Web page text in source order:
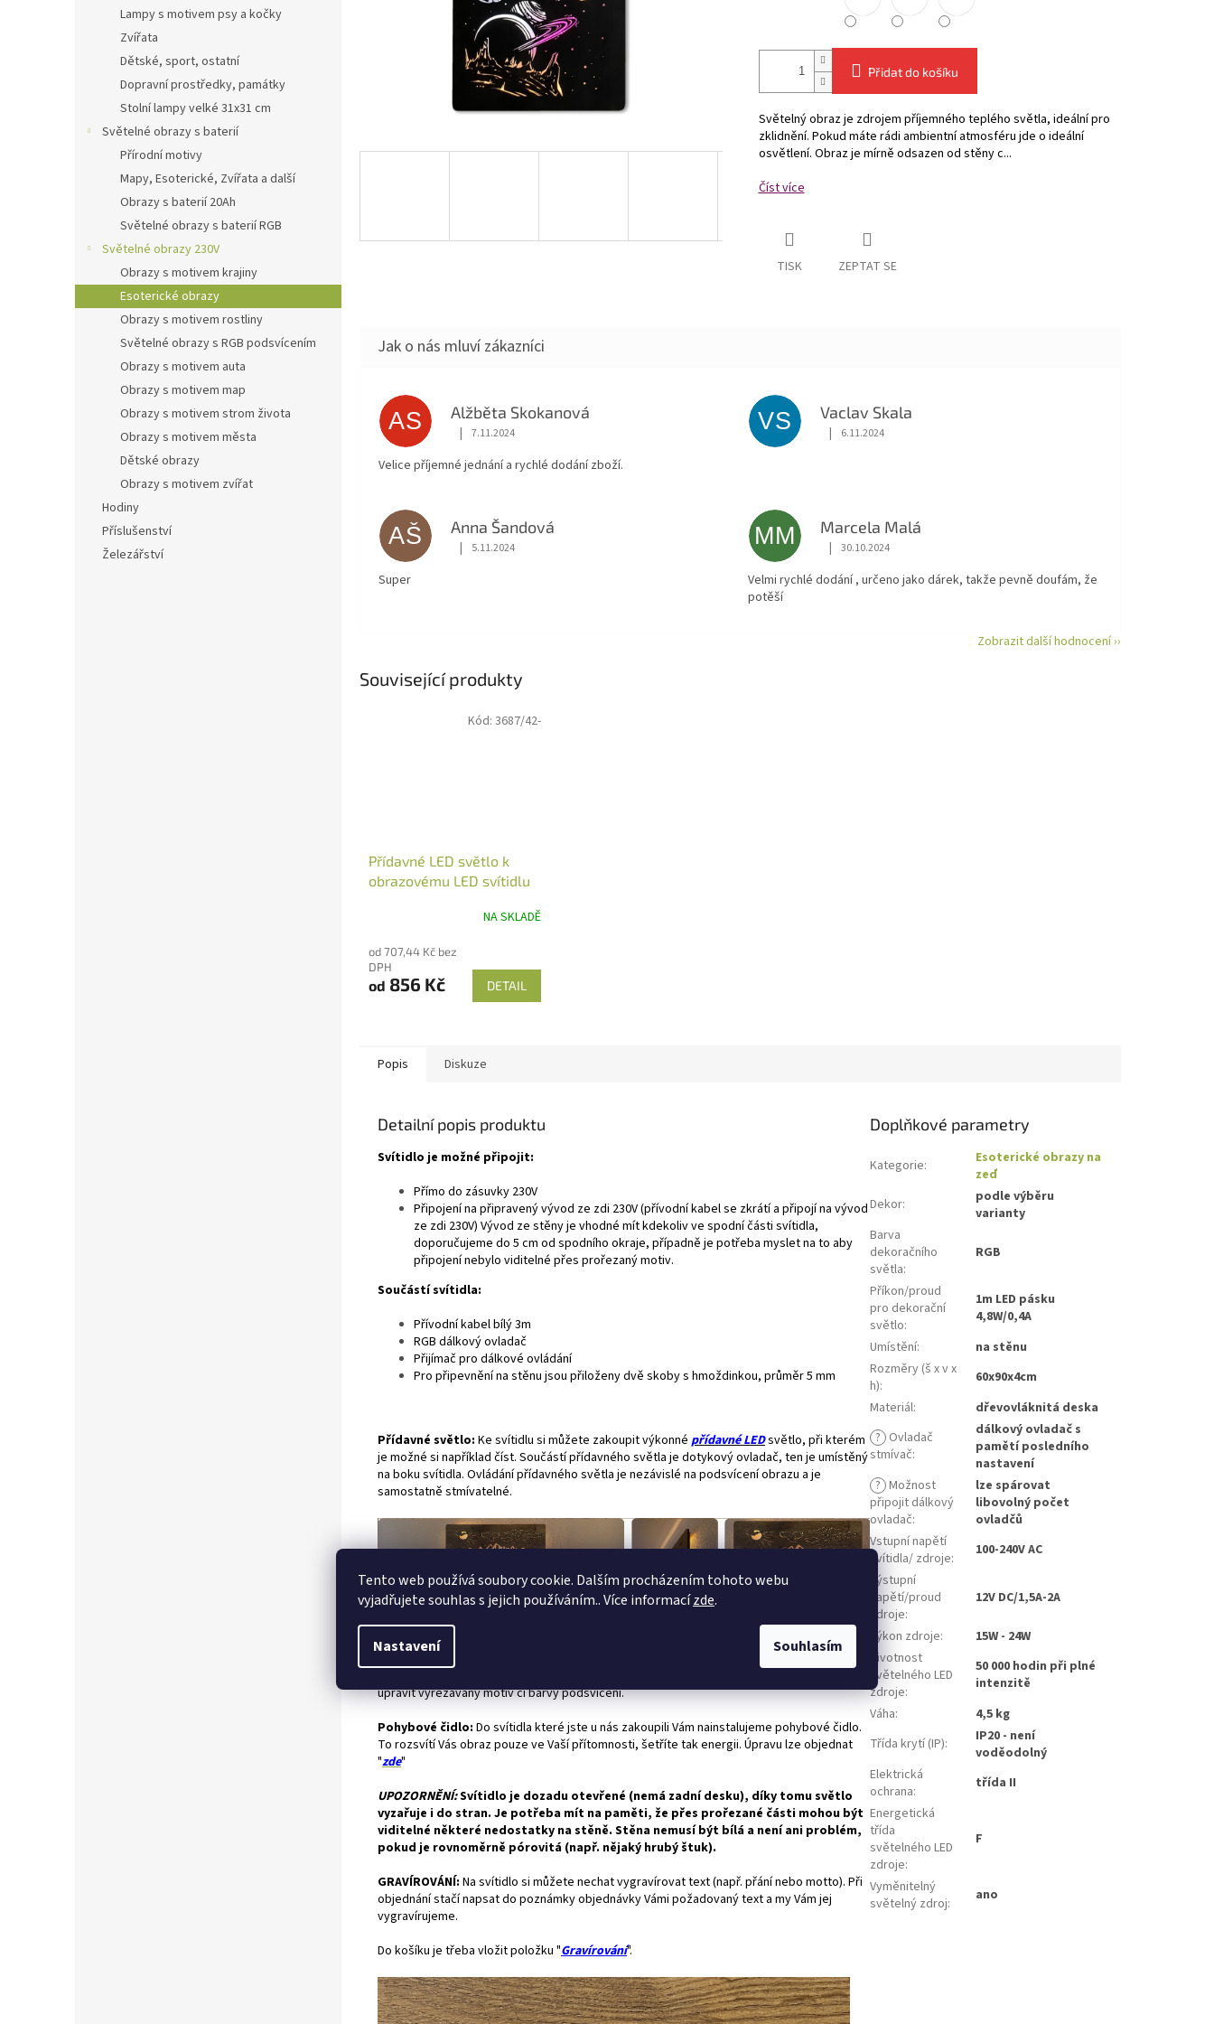
Tento web používá soubory cookie. Dalším procházením tohoto webu
vyjadřujete souhlas s jejich používáním.. Více informacízde.
Nastavení Souhlasím
Lampy s motivem psy a kočky
Zvířata
Dětské, sport, ostatní
Dopravní prostředky, památky
Stolní lampy velké 31x31 cm
Světelné obrazy s baterií
Přírodní motivy
Mapy, Esoterické, Zvířata a další
Obrazy s baterií 20Ah
Světelné obrazy s baterií RGB
Světelné obrazy 230V
Obrazy s motivem krajiny
Esoterické obrazy
Obrazy s motivem rostliny
Světelné obrazy s RGB podsvícením
Obrazy s motivem auta
Obrazy s motivem map
Obrazy s motivem strom života
Obrazy s motivem města
Dětské obrazy
Obrazy s motivem zvířat
Hodiny
Příslušenství
Železářství
Přidat do košíku
Světelný obraz je zdrojem příjemného teplého světla, ideální pro
zklidnění. Pokud máte rádi ambientní atmosféru jde o ideální
osvětlení. Obraz je mírně odsazen od stěny c...
Číst více
TISK ZEPTAT SE
Jak o nás mluví zákazníci
AS Alžběta Skokanová
Hodnocení obchodu je 5 z 5 hvězdiček.
| 7.11.2024
Velice příjemné jednání a rychlé dodání zboží.
VS Vaclav Skala
Hodnocení obchodu je 5 z 5 hvězdiček.
| 6.11.2024
AŠ Anna Šandová
Hodnocení obchodu je 5 z 5 hvězdiček.
| 5.11.2024
Super
MM Marcela Malá
Hodnocení obchodu je 5 z 5 hvězdiček.
| 30.10.2024
Velmi rychlé dodání , určeno jako dárek, takže pevně doufám, že
potěší
Zobrazit další hodnocení ››
Související produkty
Přídavné LED světlo k
obrazovému LED svítidlu
NA SKLADĚ
od 707,44 Kč bez
DPH
od 856 Kč DETAIL
Kód: 3687/42-
Popis Diskuze
Detailní popis produktu
Svítidlo je možné připojit:
Přímo do zásuvky 230V
Připojení na připravený vývod ze zdi 230V (přívodní kabel se zkrátí a připojí na vývod
ze zdi 230V) Vývod ze stěny je vhodné mít kdekoliv ve spodní části svítidla,
doporučujeme do 5 cm od spodního okraje, případně je potřeba myslet na to aby
připojení nebylo viditelné přes prořezaný motiv.
Součástí svítidla:
Přívodní kabel bílý 3m
RGB dálkový ovladač
Přijímač pro dálkové ovládání
Pro připevnění na stěnu jsou přiloženy dvě skoby s hmoždinkou, průměr 5 mm
Přídavné světlo: Ke svítidlu si můžete zakoupit výkonné přídavné LEDsvětlo, při kterém
je možné si například číst. Součástí přídavného světla je dotykový ovladač, ten je umístěný
na boku svítidla. Ovládání přídavného světla je nezávislé na podsvícení obrazu a je
samostatně stmívatelné.
upravit vyřezávaný motiv či barvy podsvícení.
Pohybové čidlo: Do svítidla které jste u nás zakoupili Vám nainstalujeme pohybové čidlo.
To rozsvítí Vás obraz pouze ve Vaší přítomnosti, šetříte tak energii. Úpravu lze objednat
"zde"
UPOZORNĚNÍ:Svítidlo je dozadu otevřené (nemá zadní desku), díky tomu světlo
vyzařuje i do stran. Je potřeba mít na paměti, že přes prořezané části mohou být
viditelné některé nedostatky na stěně. Stěna nemusí být bílá a není ani problém,
pokud je rovnoměrně pórovitá (např. nějaký hrubý štuk).
GRAVÍROVÁNÍ: Na svítidlo si můžete nechat vygravírovat text (např. přání nebo motto). Při
objednání stačí napsat do poznámky objednávky Vámi požadovaný text a my Vám jej
vygravírujeme.
Do košíku je třeba vložit položku "Gravírování".
Doplňkové parametry
Kategorie:
Esoterické obrazy na
zeď
Dekor:
podle výběru
varianty
Barva
dekoračního
světla:
RGB
Příkon/proud
pro dekorační
světlo:
1m LED pásku
4,8W/0,4A
Umístění:
na stěnu
Rozměry (š x v x
h):
60x90x4cm
Materiál:
dřevovláknitá deska
? Ovladač
stmívač:
dálkový ovladač s
pamětí posledního
nastavení
? Možnost
připojit dálkový
ovladač:
lze spárovat
libovolný počet
ovladčů
Vstupní napětí
svítidla/ zdroje:
100-240V AC
Výstupní
napětí/proud
zdroje:
12V DC/1,5A-2A
Výkon zdroje:
15W - 24W
Životnost
světelného LED
zdroje:
50 000 hodin při plné
intenzitě
Váha:
4,5 kg
Třída krytí (IP):
IP20 - není
voděodolný
Elektrická
ochrana:
třída II
Energetická
třída
světelného LED
zdroje:
F
Vyměnitelný
světelný zdroj: ano